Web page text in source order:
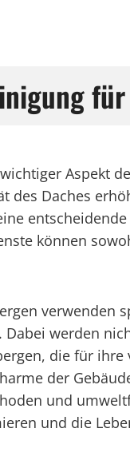
Aspekt
des Daches
können
werden
die für
der
und
und die